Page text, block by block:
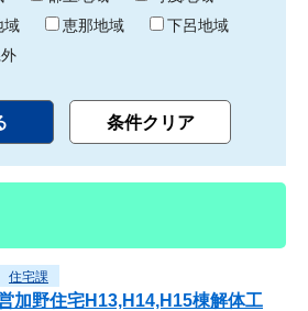
域
恵那地域
下呂地域
住宅課
加野住宅H13,H14,H15棟解体工